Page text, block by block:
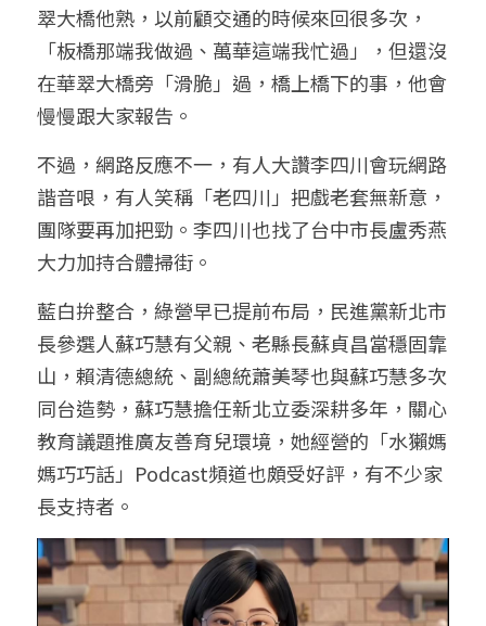
翠大橋他熟，以前顧交通的時候來回很多次，
「板橋那端我做過、萬華這端我忙過」，但還沒
在華翠大橋旁「滑脆」過，橋上橋下的事，他會
慢慢跟大家報告。
不過，網路反應不一，有人大讚李四川會玩網路
諧音哏，有人笑稱「老四川」把戲老套無新意，
團隊要再加把勁。李四川也找了台中市長盧秀燕
大力加持合體掃街。
藍白拚整合，綠營早已提前布局，民進黨新北市
長參選人蘇巧慧有父親、老縣長蘇貞昌當穩固靠
山，賴清德總統、副總統蕭美琴也與蘇巧慧多次
同台造勢，蘇巧慧擔任新北立委深耕多年，關心
教育議題推廣友善育兒環境，她經營的「水獺媽
媽巧巧話」Podcast頻道也頗受好評，有不少家
長支持者。